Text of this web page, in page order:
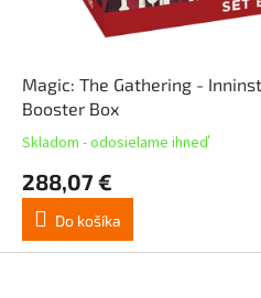
Magic: The Gathering -
Booster Box
Skladom - odosielame ihneď
288,07 €
Do košíka